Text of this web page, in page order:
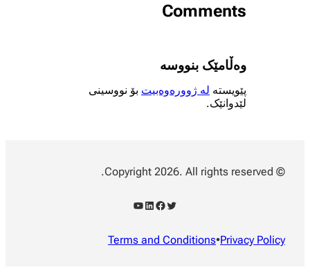
Comments
وەڵامێک بنووسە
پێویستە لە ژوورەوەبیت بۆ نووسینی
لێدوانێک.
© Copyright 2026. All rights reserved.
Twitter
Facebook
LinkedIn
YouTube
Privacy Policy
•
Terms and Conditions